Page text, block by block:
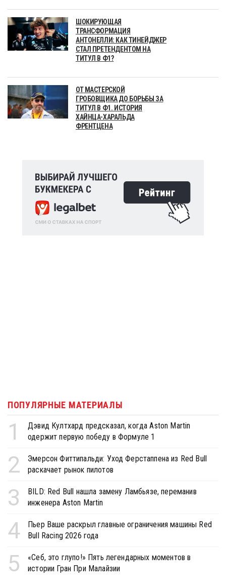
ШОКИРУЮЩАЯ
ТРАНСФОРМАЦИЯ
АНТОНЕЛЛИ: КАК ТИНЕЙДЖЕР
СТАЛ ПРЕТЕНДЕНТОМ НА
ТИТУЛ В Ф1?
ОТ МАСТЕРСКОЙ
ГРОБОВЩИКА ДО БОРЬБЫ ЗА
ТИТУЛ В Ф1. ИСТОРИЯ
ХАЙНЦА-ХАРАЛЬДА
ФРЕНТЦЕНА
ПОПУЛЯРНЫЕ МАТЕРИАЛЫ
1
Дэвид Култхард предсказал, когда Aston Martin
одержит первую победу в Формуле 1
2
Эмерсон Фиттипальди: Уход Ферстаппена из Red Bull
раскачает рынок пилотов
3
BILD: Red Bull нашла замену Ламбьязе, переманив
инженера Aston Martin
4
Пьер Ваше раскрыл главные ограничения машины Red
Bull Racing 2026 года
5
«Себ, это глупо!» Пять легендарных моментов в
истории Гран При Малайзии